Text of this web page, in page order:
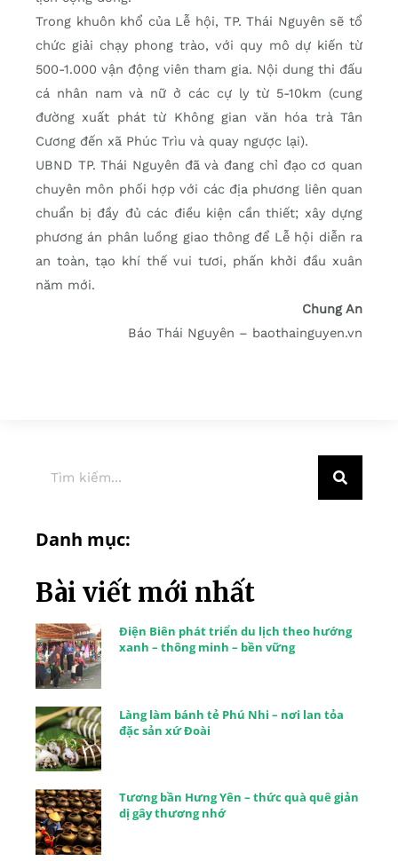
Trong khuôn khổ của Lễ hội, TP. Thái Nguyên sẽ tổ
chức giải chạy phong trào, với quy mô dự kiến từ
500-1.000 vận động viên tham gia. Nội dung thi đấu
cá nhân nam và nữ ở các cự ly từ 5-10km (cung
đường xuất phát từ Không gian văn hóa trà Tân
Cương đến xã Phúc Trìu và quay ngược lại).
UBND TP. Thái Nguyên đã và đang chỉ đạo cơ quan
chuyên môn phối hợp với các địa phương liên quan
chuẩn bị đầy đủ các điều kiện cần thiết; xây dựng
phương án phân luồng giao thông để Lễ hội diễn ra
an toàn, tạo khí thế vui tươi, phấn khởi đầu xuân
năm mới.
Chung An
Báo Thái Nguyên – baothainguyen.vn
Danh mục:
Bài viết mới nhất
Điện Biên phát triển du lịch theo hướng
xanh – thông minh – bền vững
Làng làm bánh tẻ Phú Nhi – nơi lan tỏa
đặc sản xứ Đoài
Tương bần Hưng Yên – thức quà quê giản
dị gây thương nhớ